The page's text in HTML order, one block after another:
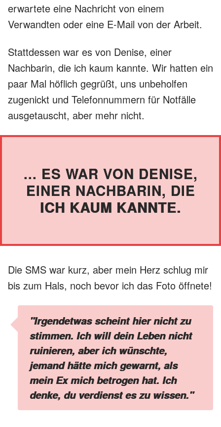
erwartete eine Nachricht von einem
Verwandten oder eine E-Mail von der Arbeit.
Stattdessen war es von Denise, einer
Nachbarin, die ich kaum kannte. Wir hatten ein
paar Mal höflich gegrüßt, uns unbeholfen
zugenickt und Telefonnummern für Notfälle
ausgetauscht, aber mehr nicht.
... ES WAR VON DENISE,
EINER NACHBARIN, DIE
ICH KAUM KANNTE.
Die SMS war kurz, aber mein Herz schlug mir
bis zum Hals, noch bevor ich das Foto öffnete!
"Irgendetwas scheint hier nicht zu
stimmen. Ich will dein Leben nicht
ruinieren, aber ich wünschte,
jemand hätte mich gewarnt, als
mein Ex mich betrogen hat. Ich
denke, du verdienst es zu wissen."